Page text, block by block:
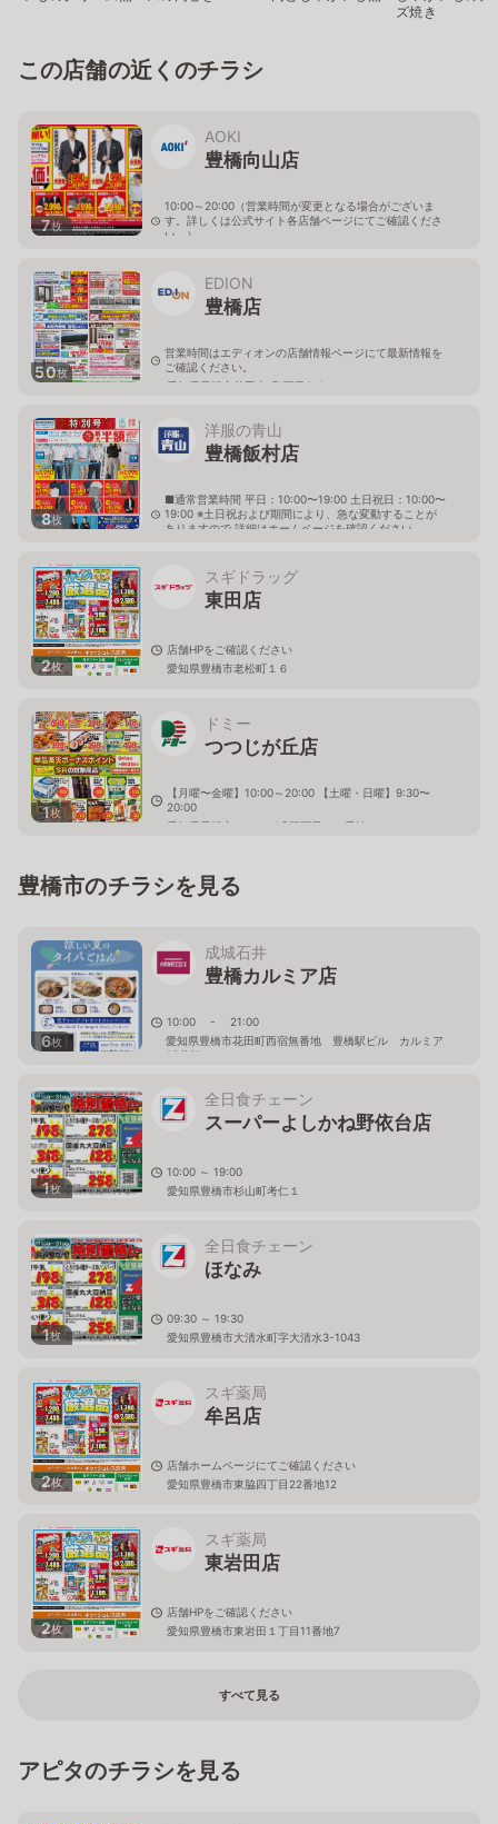
ズ焼き
この店舗の近くのチラシ
7枚
AOKI
豊橋向山店
10:00～20:00（営業時間が変更となる場合がございま
す。詳しくは公式サイト各店舗ページにてご確認くださ
い。）
50枚
EDION
豊橋店
営業時間はエディオンの店舗情報ページにて最新情報を
ご確認ください。
愛知県豊橋市前田南町1丁目6-1
8枚
洋服の青山
豊橋飯村店
■通常営業時間 平日：10:00〜19:00 土日祝日：10:00〜
19:00 ※土日祝および期間により、急な変動することが
ありますので 詳細はホームページを確認ください
2枚
スギドラッグ
東田店
店舗HPをご確認ください
愛知県豊橋市老松町１６
1枚
ドミー
つつじが丘店
【月曜〜金曜】10:00～20:00 【土曜・日曜】9:30〜
20:00
愛知県豊橋市つつじが丘三丁目４５番地５
豊橋市のチラシを見る
6枚
成城石井
豊橋カルミア店
10:00 - 21:00
愛知県豊橋市花田町西宿無番地 豊橋駅ビル カルミア
2F北館
1枚
全日食チェーン
スーパーよしかね野依台店
10:00 ～ 19:00
愛知県豊橋市杉山町考仁１
1枚
全日食チェーン
ほなみ
09:30 ～ 19:30
愛知県豊橋市大清水町字大清水3-1043
2枚
スギ薬局
牟呂店
店舗ホームページにてご確認ください
愛知県豊橋市東脇四丁目22番地12
2枚
スギ薬局
東岩田店
店舗HPをご確認ください
愛知県豊橋市東岩田１丁目11番地7
すべて見る
アピタのチラシを見る